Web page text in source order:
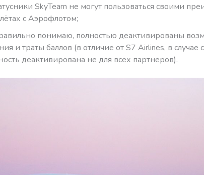
SkyTeam не могут пользоваться своими
с Аэрофлотом;
понимаю, полностью деактивированы
и траты баллов (в отличие от S7 Airlines, в случае
деактивирована не для всех партнеров).